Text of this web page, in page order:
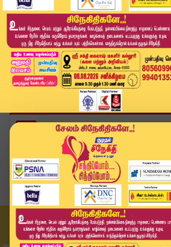
Home
சினிமா
சிம்பு பட நடிகையிடம் அத்துமீறிய